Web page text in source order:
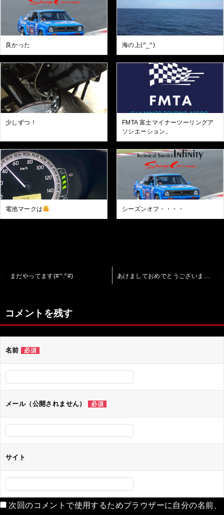
良かった 海の上(^_^)
少しずつ！
FMTA 富士マイナーツーリングア
ソシエーション。
電池マークは シーズンオフ・・・・
ビ
ゲ
ー
シ
ョ
ン
まだやってます(#^.^#) あけましておめでとうございます。
コメントを残す
名前 必須
メール（公開されません） 必須
サイト
次回のコメントで使用するためブラウザーに自分の名前、